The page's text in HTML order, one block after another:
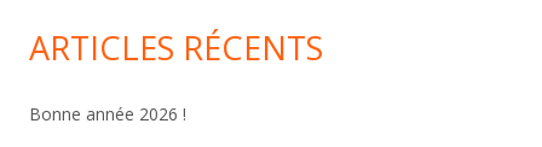
ARTICLES RÉCENTS
Bonne année 2026 !